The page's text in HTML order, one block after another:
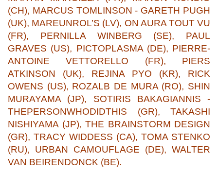
(CH), MARCUS TOMLINSON - GARETH PUGH
(UK), MAREUNROL’S (LV), ON AURA TOUT VU
(FR), PERNILLA WINBERG (SE), PAUL
GRAVES (US), PICTOPLASMA (DE), PIERRE-
ANTOINE VETTORELLO (FR), PIERS
ATKINSON (UK), REJINA PYO (KR), RICK
OWENS (US), ROZALB DE MURA (RO), SHIN
MURAYAMA (JP), SOTIRIS BAKAGIANNIS -
THEPERSONWHODIDTHIS (GR), TAKASHI
NISHIYAMA (JP), THE BRAINSTORM DESIGN
(GR), TRACY WIDDESS (CA), TOMA STENKO
(RU), URBAN CAMOUFLAGE (DE), WALTER
VAN BEIRENDONCK (BE).